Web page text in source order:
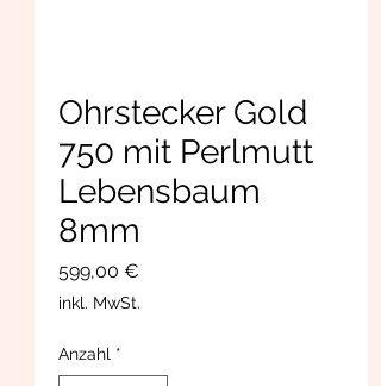
Ohrstecker Gold
750 mit Perlmutt
Lebensbaum
8mm
599,00 €
inkl. MwSt.
Anzahl *